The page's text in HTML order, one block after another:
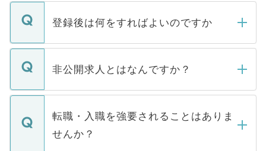
登録後は何をすればよいのですか
ご登録いただきましたら、弊社担当者がご
登録内容を確認し、その後メールもしくは
ます。通常、5営業日以内にはご連絡をせて
いただきますので、しばらくお待ちくださ
非公開求人とはなんですか？
マイナビDOCTORで取り扱っている求人の
うち約3割は、Webサイトからご覧いただ
けない「非公開求人」です。非公開求人は
下記の理由によって、一般には公開してい
転職・入職を強要されることはありま
せんか？